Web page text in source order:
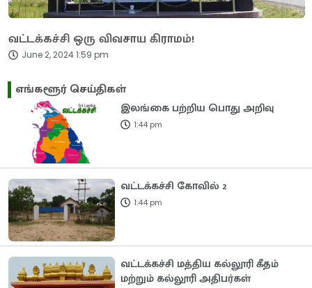
வட்டக்கச்சி ஒரு விவசாய கிராமம்!
June 2, 2024 1:59 pm
எங்களூர் செய்திகள்
இலங்கை பற்றிய பொது அறிவு
1:44 pm
வட்டக்கச்சி கோவில் 2
1:44 pm
வட்டக்கச்சி மத்திய கல்லூரி கீதம்
மற்றும் கல்லூரி அதிபர்கள்